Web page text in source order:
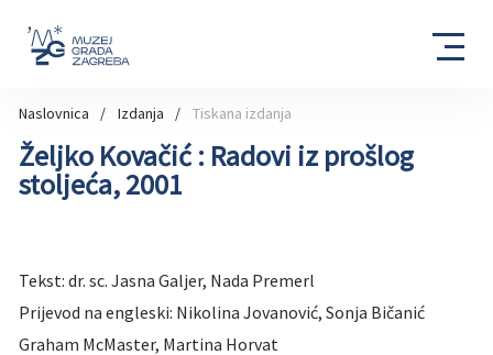
Naslovnica Izdanja Tiskana izdanja
Željko Kovačić : Radovi iz prošlog
stoljeća, 2001
Tekst: dr. sc. Jasna Galjer, Nada Premerl
Prijevod na engleski: Nikolina Jovanović, Sonja Bičanić
Graham McMaster, Martina Horvat